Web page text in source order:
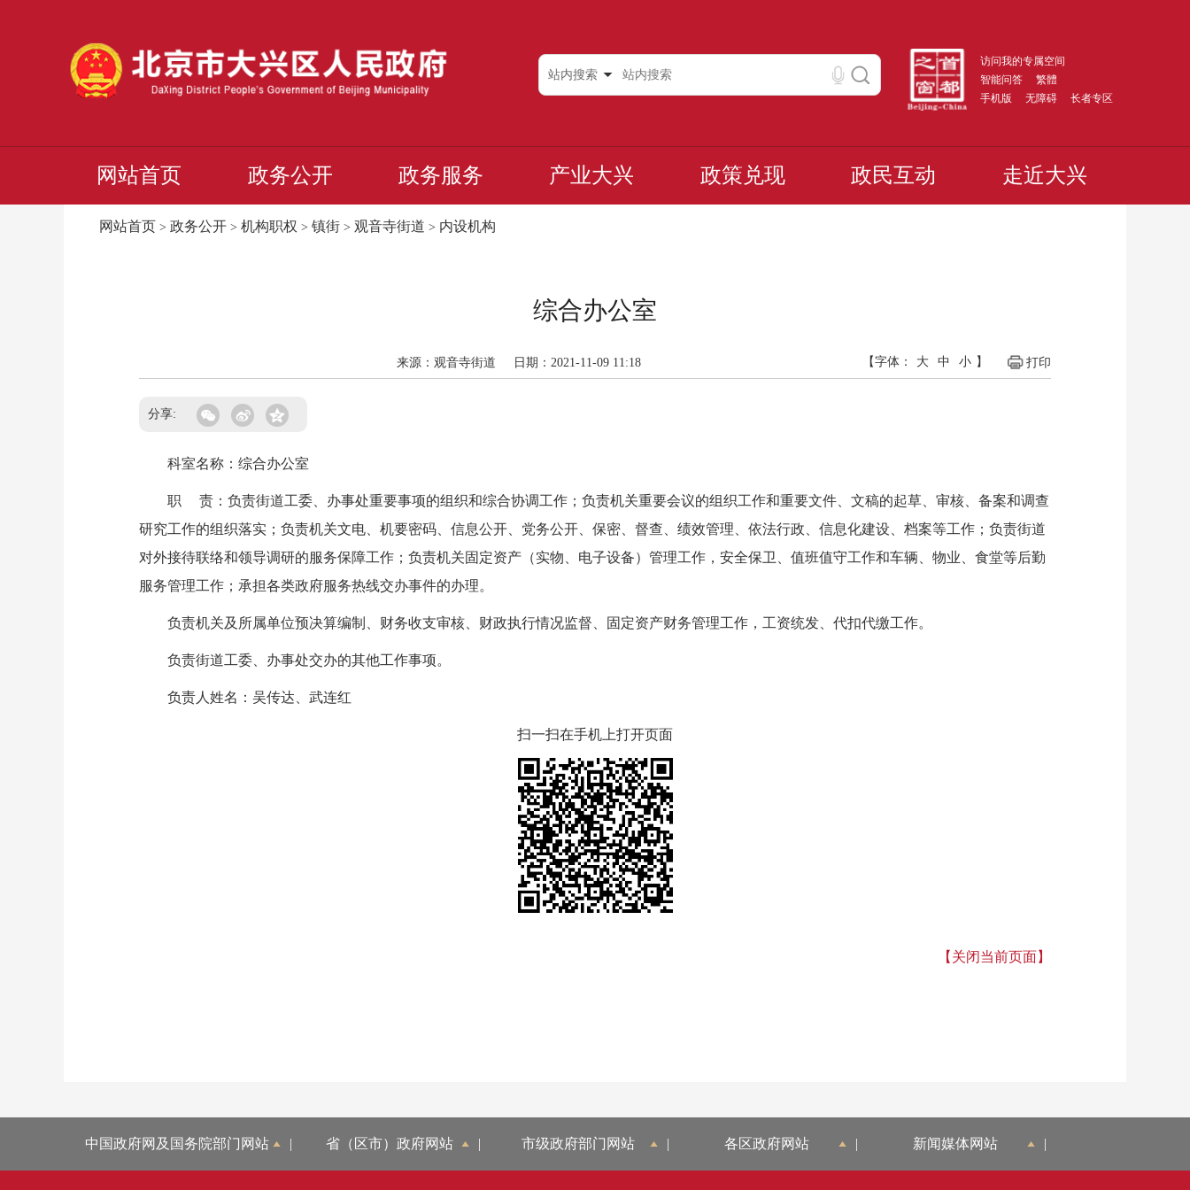
访问我的专属空间
智能问答
繁體
手机版
无障碍 长者专区
站内搜索
网站首页 政务公开 政务服务 产业大兴 政策兑现 政民互动 走近大兴
网站首页 > 政务公开 > 机构职权 > 镇街 > 观音寺街道 > 内设机构
综合办公室
来源：观音寺街道 日期：2021-11-09 11:18 打印
【字体： 大 中 小 】
分享:
科室名称：综合办公室
职 责：负责街道工委、办事处重要事项的组织和综合协调工作；负责机关重要会议的组织工作和重要文件、文稿的起草、审核、备案和调查
研究工作的组织落实；负责机关文电、机要密码、信息公开、党务公开、保密、督查、绩效管理、依法行政、信息化建设、档案等工作；负责街道
对外接待联络和领导调研的服务保障工作；负责机关固定资产（实物、电子设备）管理工作，安全保卫、值班值守工作和车辆、物业、食堂等后勤
服务管理工作；承担各类政府服务热线交办事件的办理。
负责机关及所属单位预决算编制、财务收支审核、财政执行情况监督、固定资产财务管理工作，工资统发、代扣代缴工作。
负责街道工委、办事处交办的其他工作事项。
负责人姓名：吴传达、武连红
扫一扫在手机上打开页面
【关闭当前页面】
中国政府网及国务院部门网站 | 省（区市）政府网站 | 市级政府部门网站 | 各区政府网站 | 新闻媒体网站 |